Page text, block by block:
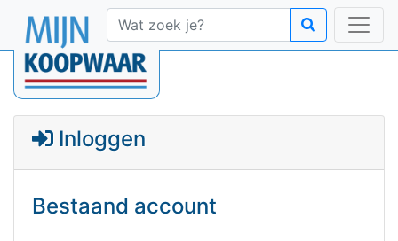
Inloggen
Bestaand account